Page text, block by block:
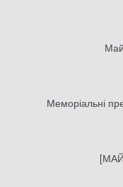
Меморіальні